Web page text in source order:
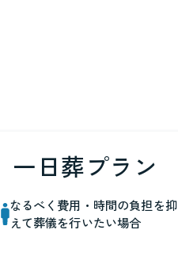
一日葬プラン
なるべく費用・時間の負担を抑
えて葬儀を行いたい場合